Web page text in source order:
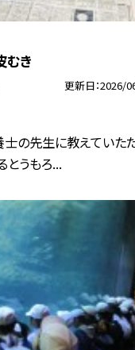
むき
更新日 2026/
士の先生に教えていた
とうもろ...